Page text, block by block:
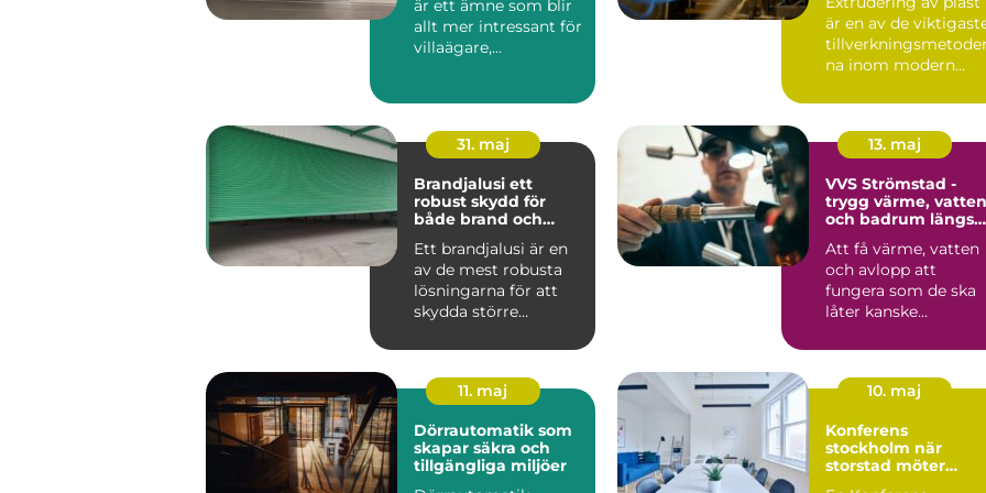
är ett ämne som blir
allt mer intressant för
villaägare,
är en av de
tillverkningsmetoder
na inom modern
g...
31. maj
Brandjalusi ett
robust skydd för
både brand och
Ett brandjalusi är en
av de mest robusta
lösningarna för att
skydda större
byggnad mo...
13. maj
VVS Strömstad -
trygg värme, vatten
och badrum längs
Att få värme, vatten
och avlopp att
fungera som de ska
låter kanske
11. maj
Dörrautomatik som
skapar säkra och
tillgängliga miljöer
10. maj
Konferens
stockholm när
storstad möter